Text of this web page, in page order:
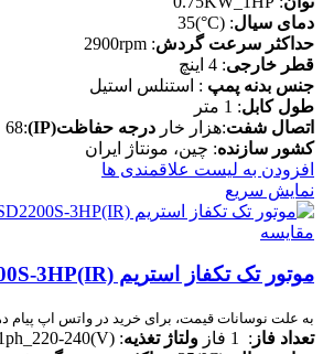
دمای سیال: (C°)35
حداکثر سرعت گردش: 2900rpm
قطر خارجی: 4 اینچ
جنس بدنه پمپ : استنلس استیل
طول کابل: 1 متر
اتصال شفت:هزار خار درجه حفاظت(IP)
:68
کشور سازنده: چین، مونتاژ ایران
افزودن به لیست علاقمندی ها
نمایش سریع
مقایسه
موتور تک تکفاز استریم 4SD2200S-3HP(IR)
به علت نوسانات قیمت، برای خرید در واتس اپ پیام
تعداد فاز : 1 فاز ولتاژ تغذیه: (V)1ph_220-240